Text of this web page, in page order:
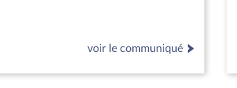
voir le communiqué